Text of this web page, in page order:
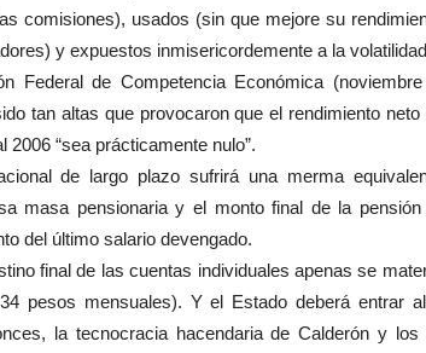
comisiones), usados (sin que mejore su
y expuestos inmisericordemente a la
Federal de Competencia Económica
tan altas que provocaron que el rendimiento
2006 “sea prácticamente nulo”.
de largo plazo sufrirá una merma
masa pensionaria y el monto final de la
del último salario devengado.
final de las cuentas individuales apenas se
pesos mensuales). Y el Estado deberá entrar
la tecnocracia hacendaria de Calderón y